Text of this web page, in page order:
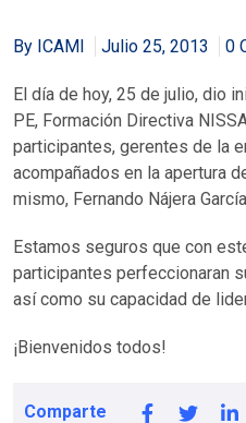
By ICAMI Julio 25, 2013 0
El día de hoy, 25 de julio, dio
PE, Formación Directiva
participantes, gerentes de la
acompañados en la apertura
mismo, Fernando Nájera
Estamos seguros que con
participantes perfeccionaran
así como su capacidad de
¡Bienvenidos todos!
Comparte